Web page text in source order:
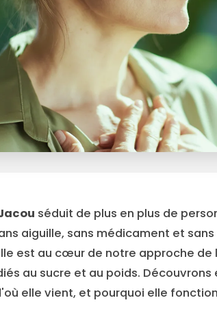
séduit de plus en plus de
aiguille, sans médicament et sans
est au cœur de notre approche de
au sucre et au poids.
elle vient, et pourquoi elle